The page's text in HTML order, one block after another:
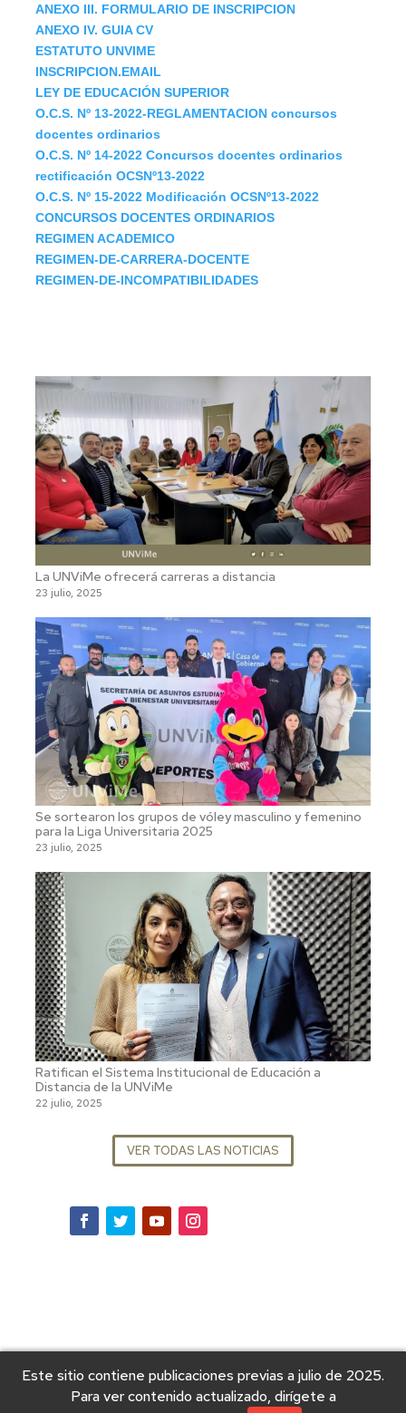
ANEXO III. FORMULARIO DE INSCRIPCION
ANEXO IV. GUIA CV
ESTATUTO UNVIME
INSCRIPCION.EMAIL
LEY DE EDUCACIÓN SUPERIOR
O.C.S. Nº 13-2022-REGLAMENTACION concursos
docentes ordinarios
O.C.S. Nº 14-2022 Concursos docentes ordinarios
rectificación OCSNº13-2022
O.C.S. Nº 15-2022 Modificación OCSNº13-2022
CONCURSOS DOCENTES ORDINARIOS
REGIMEN ACADEMICO
REGIMEN-DE-CARRERA-DOCENTE
REGIMEN-DE-INCOMPATIBILIDADES
La UNViMe ofrecerá carreras a distancia
23 julio, 2025
Se sortearon los grupos de vóley masculino y femenino
para la Liga Universitaria 2025
23 julio, 2025
Ratifican el Sistema Institucional de Educación a
Distancia de la UNViMe
22 julio, 2025
VER TODAS LAS NOTICIAS
Este sitio contiene publicaciones previas a julio de 2025.
Para ver contenido actualizado, dirígete a